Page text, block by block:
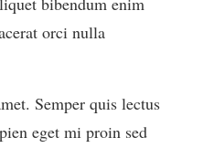
orci nulla
Semper quis lectus
eget mi proin sed